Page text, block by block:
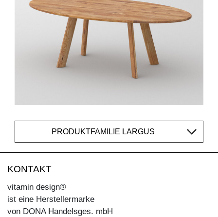
PRODUKTFAMILIE LARGUS
KONTAKT
vitamin design®
ist eine Herstellermarke
von DONA Handelsges. mbH